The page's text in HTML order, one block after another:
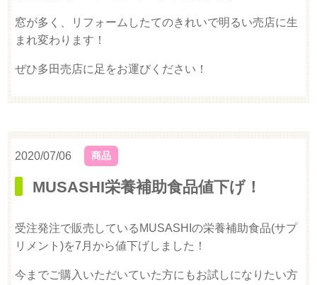
窓が多く、リフォームしたてのきれいで明るい売店に生
まれ変わります！
ぜひ多田売店に足をお運びください！
2020/07/06 商品
MUSASHI栄養補助食品値下げ！
受注発注で販売しているMUSASHIの栄養補助食品(サプ
リメント)を7月から値下げしました！
今までご購入いただいていた方にもお試しになりたい方